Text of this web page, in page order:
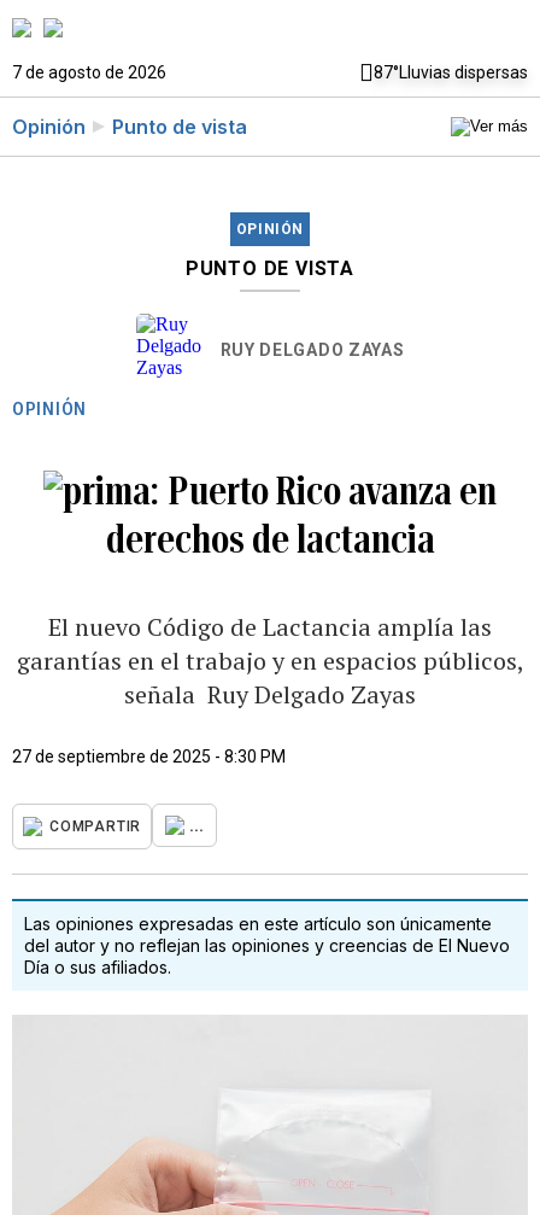
7 de agosto de 2026 87°Lluvias dispersas
Opinión Punto de vista
OPINIÓN
PUNTO DE VISTA
RUY DELGADO ZAYAS
OPINIÓN
Puerto Rico avanza en
derechos de lactancia
El nuevo Código de Lactancia amplía las
garantías en el trabajo y en espacios públicos,
señala Ruy Delgado Zayas
27 de septiembre de 2025 - 8:30 PM
COMPARTIR ...
Las opiniones expresadas en este artículo son únicamente
del autor y no reflejan las opiniones y creencias de El Nuevo
Día o sus afiliados.